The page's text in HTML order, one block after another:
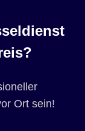
Ort sein!